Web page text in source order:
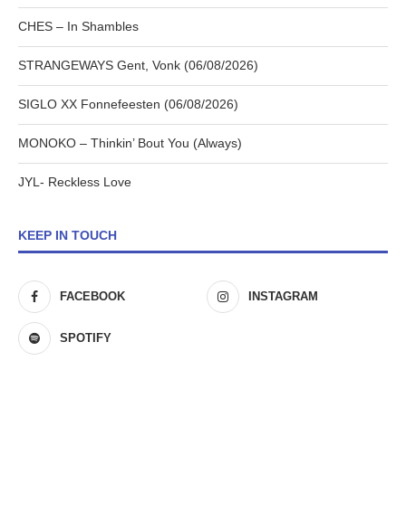
CHES – In Shambles
STRANGEWAYS Gent, Vonk (06/08/2026)
SIGLO XX Fonnefeesten (06/08/2026)
MONOKO – Thinkin’ Bout You (Always)
JYL- Reckless Love
KEEP IN TOUCH
FACEBOOK INSTAGRAM
SPOTIFY